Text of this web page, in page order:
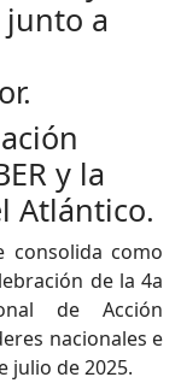
junto a
y la
Atlántico.
consolida como
de la 4a
de Acción
nacionales e
julio de 2025.